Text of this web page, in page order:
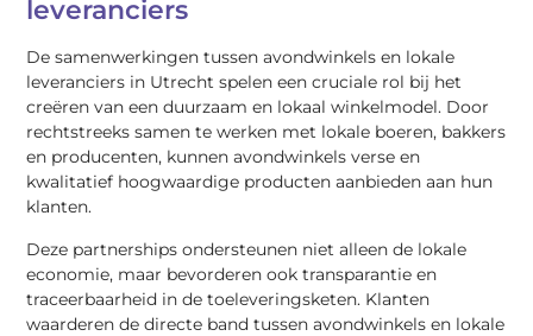
leveranciers
De samenwerkingen tussen avondwinkels en lokale
leveranciers in Utrecht spelen een cruciale rol bij het
creëren van een duurzaam en lokaal winkelmodel. Door
rechtstreeks samen te werken met lokale boeren, bakkers
en producenten, kunnen avondwinkels verse en
kwalitatief hoogwaardige producten aanbieden aan hun
klanten.
Deze partnerships ondersteunen niet alleen de lokale
economie, maar bevorderen ook transparantie en
traceerbaarheid in de toeleveringsketen. Klanten
waarderen de directe band tussen avondwinkels en lokale